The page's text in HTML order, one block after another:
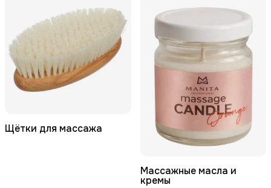
Щётки для массажа
Массажные масла и
кремы